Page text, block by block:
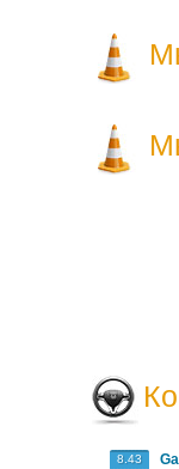
8.43